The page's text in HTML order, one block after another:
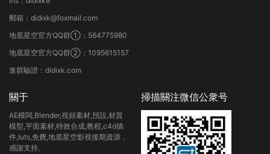
郵箱：didixk@foxmail.com
地底星空官方QQ群①：564775980
地底星空官方QQ群②：1095615157
進群驗證：didixk.com
關于
AE模闆,Blender,視頻素材,預設,材質
模型,平面素材,特效合成,教程,c4d插
件,luts,免費,地底星空影視後期資源，
感謝支持。
掃描關注微信公衆号